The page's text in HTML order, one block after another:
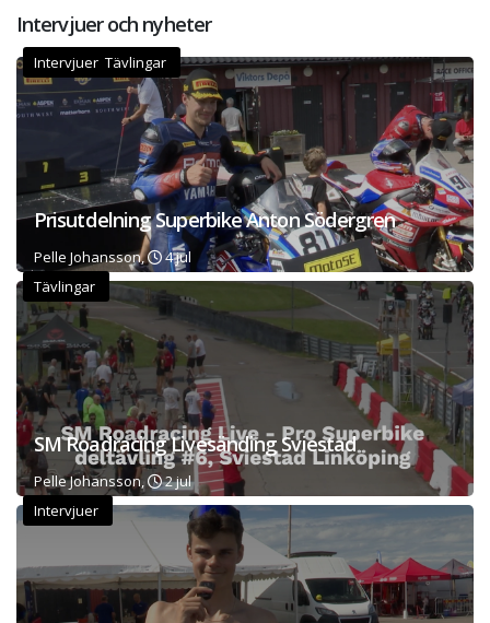
Intervjuer och nyheter
Intervjuer Tävlingar
Prisutdelning Superbike Anton Södergren
Pelle Johansson,
4 jul
Tävlingar
SM Roadracing Livesänding Sviestad
Pelle Johansson,
2 jul
Intervjuer